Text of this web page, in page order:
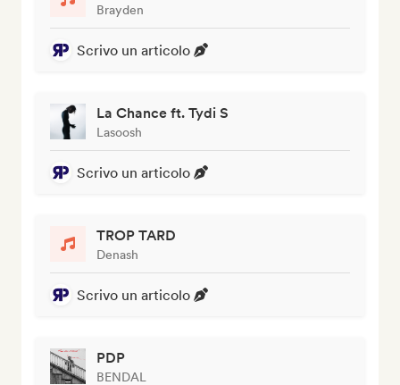
Brayden
Scrivo un articolo
La Chance ft. Tydi S
Lasoosh
Scrivo un articolo
TROP TARD
Denash
Scrivo un articolo
PDP
BENDAL